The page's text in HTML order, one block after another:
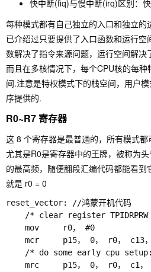
快中断(fiq)与慢中断(irq)区别：
每种模式都有自己独立的入口和独立的
已介绍过只要提供了入口函数和运行
数解决了指令来源问题，运行空间解决
而且在多核情况下，每个CPU核的每
间.注意是特权模式下的栈空间，用户
序提供的.
R0~R7 寄存器
这 8 个寄存器是最普通的，所有模式都
尤其是R0是寄存器中的王牌，被称为
的最高频，随便翻段汇编代码都能看
就是 r0 = 0
reset_vector: //鸿蒙开机代码
/* clear register TPIDRPRW
    mov     r0， #0					@r0 = 0
mcr     p15， 0， r0， c13， c0， 4 	@c0，c13 = 0， C13为进程标识符 含义
/* do some early cpu
mrc     p15， 0， r0， c1， c0， 0  	@r0 = c1 ，c1寄存器